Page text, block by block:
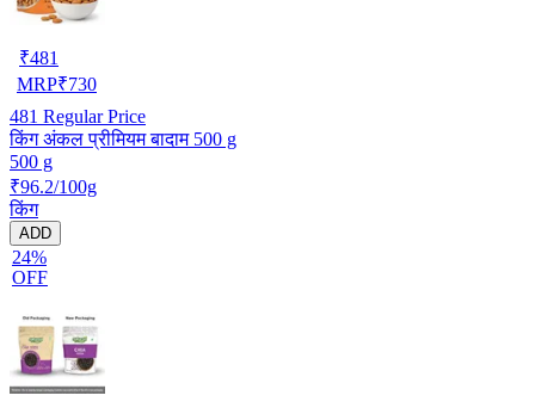
₹481
MRP₹730
481 Regular Price
किंग अंकल प्रीमियम बादाम 500 g
500 g
₹96.2/100g
किंग
ADD
24%
OFF